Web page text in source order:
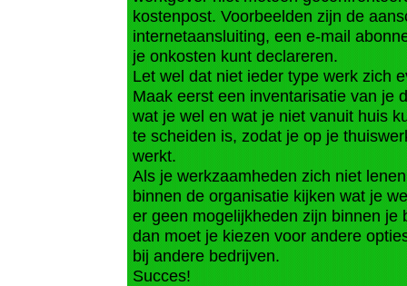
kostenpost. Voorbeelden zijn de
internetaansluiting, een e-mail
je onkosten kunt declareren.
Let wel dat niet ieder type werk zich
Maak eerst een inventarisatie van je
wat je wel en wat je niet vanuit huis
te scheiden is, zodat je op je
werkt.
Als je werkzaamheden zich niet
binnen de organisatie kijken wat je
er geen mogelijkheden zijn binnen je
dan moet je kiezen voor andere
bij andere bedrijven.
Succes!